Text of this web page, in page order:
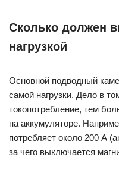
Сколько должен
нагрузкой
Основной подводный
самой нагрузки. Дело в
токопотребление, тем
на аккумуляторе.
потребляет около 200 А
за чего выключается